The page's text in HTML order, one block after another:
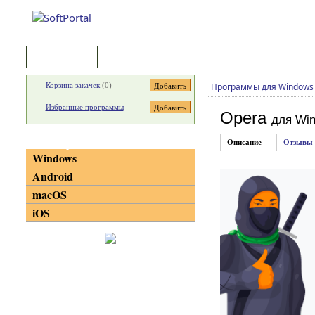
Программы для Windows
Opera для
Описание Отзывы
Корзина закачек(0)
Избранные программы
Windows
Android
macOS
iOS